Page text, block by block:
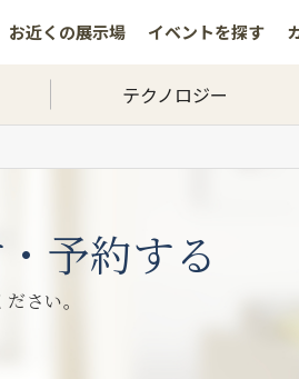
お近くの展示場 イベントを探す
テクノロジー
予約する
さい。